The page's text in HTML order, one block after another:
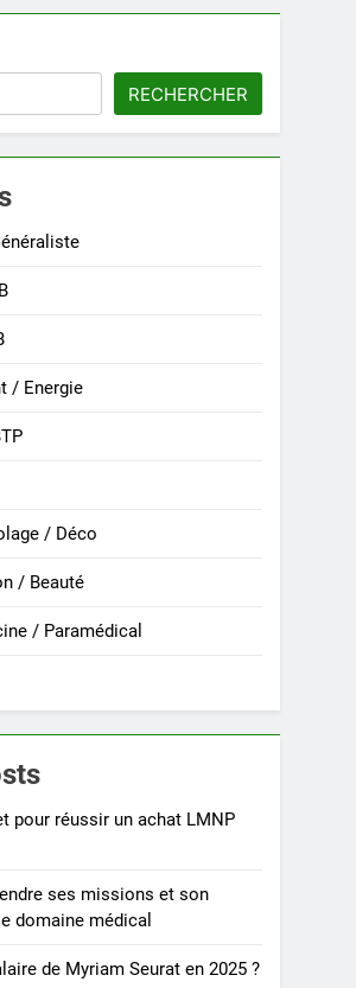
RECHERCHER
/ Energie
/ Déco
/ Beauté
/ Paramédical
pour réussir un achat LMNP
ses missions et son
domaine médical
de Myriam Seurat en 2025 ?